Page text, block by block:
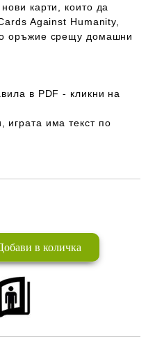
карти, които да
Against Humanity,
оръжие срещу домашни
в PDF - кликни на
, играта има текст по